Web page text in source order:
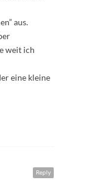
aus.
weit ich
eine kleine
Reply